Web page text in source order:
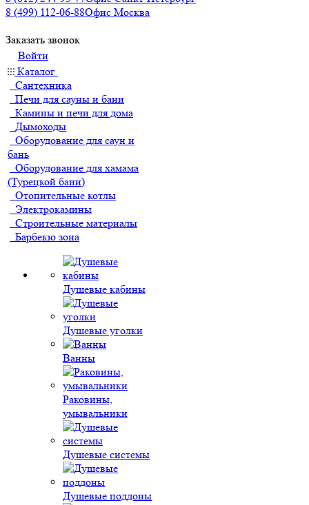
8 (499) 112-06-88Офис Москва
Заказать звонок
Войти
Каталог
Сантехника
Печи для сауны и бани
Камины и печи для дома
Дымоходы
Оборудование для саун и
бань
Оборудование для хамама
(Турецкой бани)
Отопительные котлы
Электрокамины
Строительные материалы
Барбекю зона
Душевые кабины
Душевые уголки
Ванны
Раковины,
умывальники
Душевые системы
Душевые поддоны